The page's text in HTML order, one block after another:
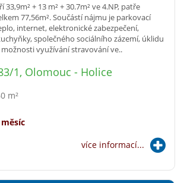
+ 13 m² + 30.7m² ve 4.NP, patře
77,56m². Součástí nájmu je parkovací
internet, elektronické zabezpečení,
společného sociálního zázemí, úklidu
využívání stravování ve..
1, Olomouc - Holice
m²
měsíc
více informací...